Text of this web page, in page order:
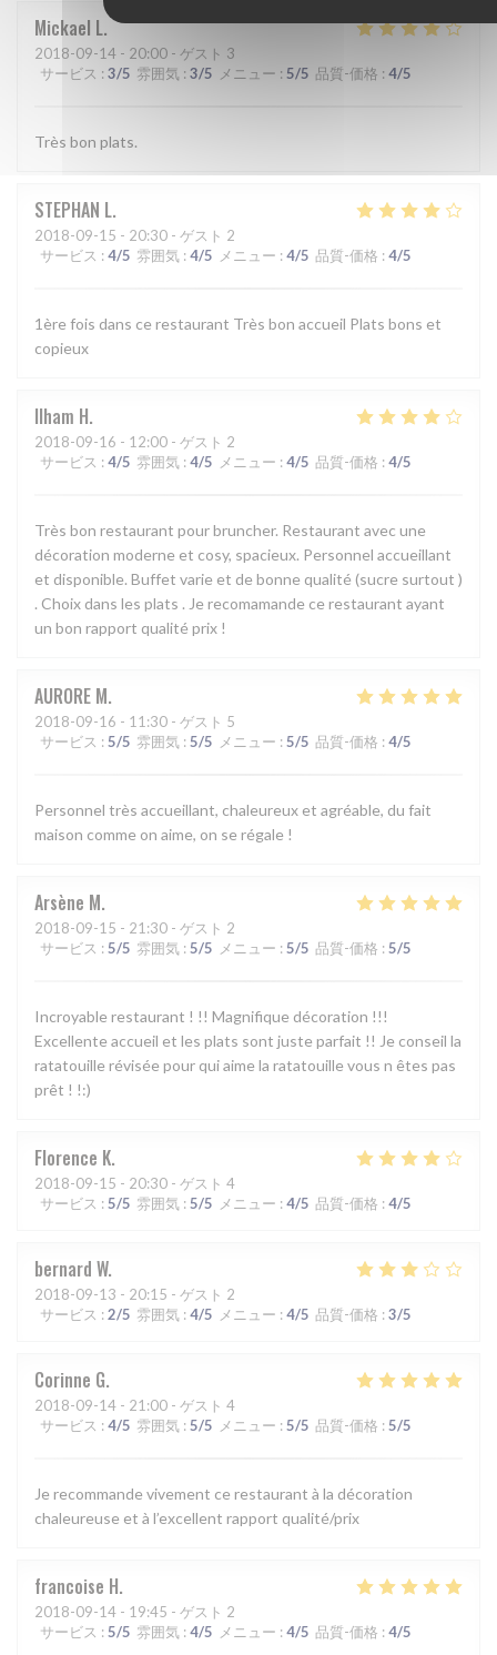
Mickael L
2018-09-14 - 20:00 - ゲスト 3
サービス : 3/5 雰囲気 : 3/5 メニュー : 5/5 品質-価格 : 4/5
Très bon plats.
STEPHAN L
2018-09-15 - 20:30 - ゲスト 2
サービス : 4/5 雰囲気 : 4/5 メニュー : 4/5 品質-価格 : 4/5
1ère fois dans ce restaurant Très bon accueil Plats bons et
copieux
Ilham H
2018-09-16 - 12:00 - ゲスト 2
サービス : 4/5 雰囲気 : 4/5 メニュー : 4/5 品質-価格 : 4/5
Très bon restaurant pour bruncher. Restaurant avec une
décoration moderne et cosy, spacieux. Personnel accueillant
et disponible. Buffet varie et de bonne qualité (sucre surtout )
. Choix dans les plats . Je recomamande ce restaurant ayant
un bon rapport qualité prix !
AURORE M
2018-09-16 - 11:30 - ゲスト 5
サービス : 5/5 雰囲気 : 5/5 メニュー : 5/5 品質-価格 : 4/5
Personnel très accueillant, chaleureux et agréable, du fait
maison comme on aime, on se régale !
Arsène M
2018-09-15 - 21:30 - ゲスト 2
サービス : 5/5 雰囲気 : 5/5 メニュー : 5/5 品質-価格 : 5/5
Incroyable restaurant ! !! Magnifique décoration !!!
Excellente accueil et les plats sont juste parfait !! Je conseil la
ratatouille révisée pour qui aime la ratatouille vous n êtes pas
prêt ! !:)
Florence K
2018-09-15 - 20:30 - ゲスト 4
サービス : 5/5 雰囲気 : 5/5 メニュー : 4/5 品質-価格 : 4/5
bernard W
2018-09-13 - 20:15 - ゲスト 2
サービス : 2/5 雰囲気 : 4/5 メニュー : 4/5 品質-価格 : 3/5
Corinne G
2018-09-14 - 21:00 - ゲスト 4
サービス : 4/5 雰囲気 : 5/5 メニュー : 5/5 品質-価格 : 5/5
Je recommande vivement ce restaurant à la décoration
chaleureuse et à l’excellent rapport qualité/prix
francoise H
2018-09-14 - 19:45 - ゲスト 2
サービス : 5/5 雰囲気 : 4/5 メニュー : 4/5 品質-価格 : 4/5